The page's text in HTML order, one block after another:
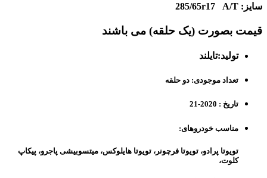
سایز: 285/65r17 A/T
قیمت بصورت (یک حلقه) می باشند
تولید:تایلند
تعداد موجودی: دو حلقه
تاریخ : 2020-21
مناسب خودروهای:
تویوتا پرادو، تویوتا فرچونر، تویوتا هایلوکس، میتسوبیشی پاجرو، پیکاپ
کلوت،